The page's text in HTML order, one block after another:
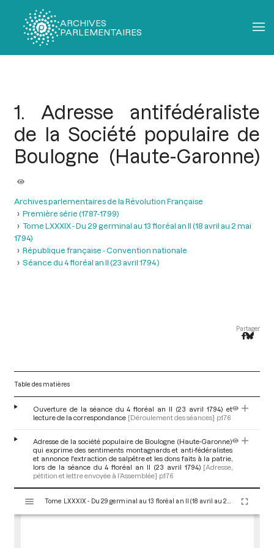
ARCHIVES
PARLEMENTAIRES
1. Adresse antifédéraliste
de la Société populaire de
Boulogne (Haute-Garonne)
Archives parlementaires de la Révolution Française
Première série (1787-1799)
Tome LXXXIX - Du 29 germinal au 13 floréal an II (18 avril au 2 mai
1794)
République française - Convention nationale
Séance du 4 floréal an II (23 avril 1794 )
Partager
Table des matières
Ouverture de la séance du 4 floréal an II (23 avril 1794) et
lecture de la correspondance [Déroulement des séances] p.176
Adresse de la société populaire de Boulogne (Haute-Garonne)
qui exprime des sentiments montagnards et anti-fédéralistes
et annonce l'extraction de salpêtre et les dons faits à la patrie,
lors de la séance du 4 floréal an II (23 avril 1794) [Adresse,
pétition et lettre envoyée à l’Assemblée] p.176
s